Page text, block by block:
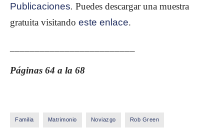
Publicaciones. Puedes descargar una muestra
gratuita visitando este enlace.
Páginas 64 a la 68
Familia Matrimonio Noviazgo Rob Green